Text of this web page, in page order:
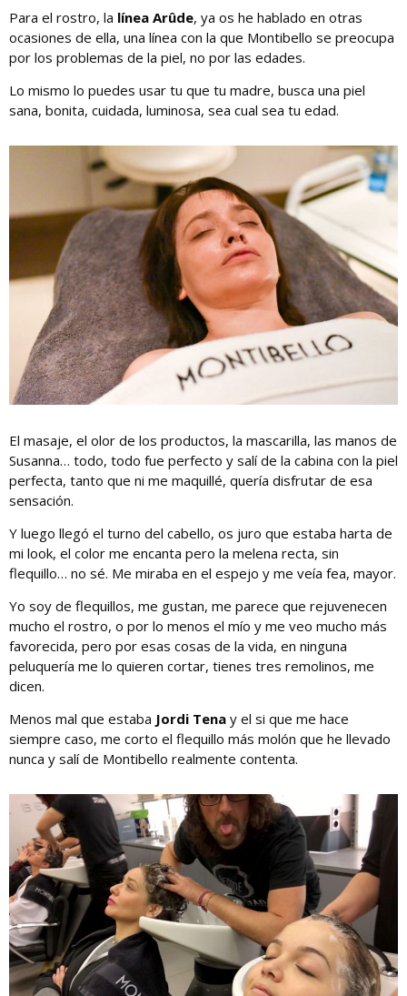
Para el rostro, la línea Arûde, ya os he hablado en otras
ocasiones de ella, una línea con la que Montibello se preocupa
por los problemas de la piel, no por las edades.
Lo mismo lo puedes usar tu que tu madre, busca una piel
sana, bonita, cuidada, luminosa, sea cual sea tu edad.
El masaje, el olor de los productos, la mascarilla, las manos de
Susanna… todo, todo fue perfecto y salí de la cabina con la piel
perfecta, tanto que ni me maquillé, quería disfrutar de esa
sensación.
Y luego llegó el turno del cabello, os juro que estaba harta de
mi look, el color me encanta pero la melena recta, sin
flequillo… no sé. Me miraba en el espejo y me veía fea, mayor.
Yo soy de flequillos, me gustan, me parece que rejuvenecen
mucho el rostro, o por lo menos el mío y me veo mucho más
favorecida, pero por esas cosas de la vida, en ninguna
peluquería me lo quieren cortar, tienes tres remolinos, me
dicen.
Menos mal que estaba Jordi Tena y el si que me hace
siempre caso, me corto el flequillo más molón que he llevado
nunca y salí de Montibello realmente contenta.